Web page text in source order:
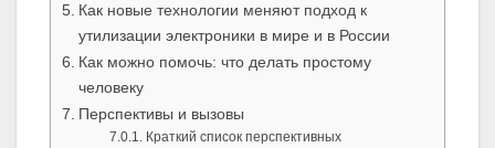
Как новые технологии меняют подход к
утилизации электроники в мире и в России
Как можно помочь: что делать простому
человеку
Перспективы и вызовы
Краткий список перспективных